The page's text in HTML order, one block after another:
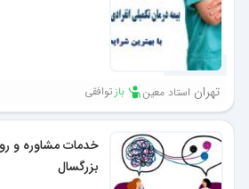
تهران استاد معین باز توافقی
خدمات مشاوره و
بزرگسال